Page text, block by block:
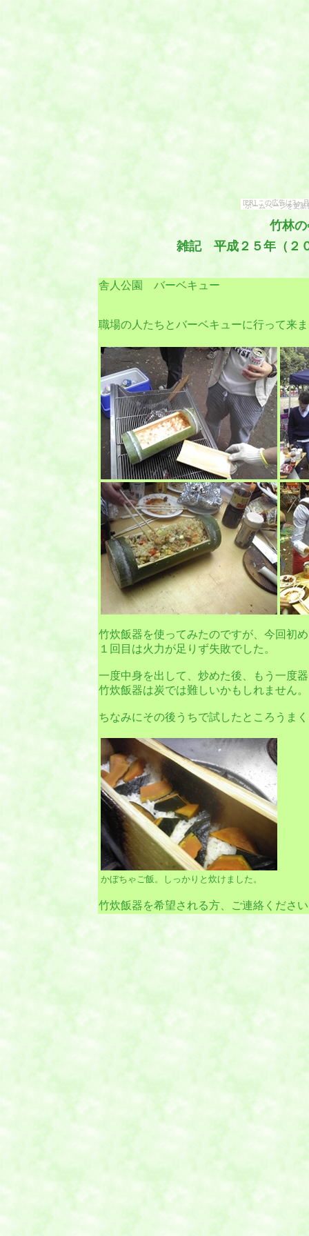
[PR] この広告は3ヶ
ホームページを更
竹林
雑記 平成２５年（２
舎人公園 バーベキュー
職場の人たちとバーベキューに行って来
竹炊飯器を使ってみたのですが、今回初
１回目は火力が足りず失敗でした。
一度中身を出して、炒めた後、もう一度
竹炊飯器は炭では難しいかもしれません。
ちなみにその後うちで試したところうま
かぼちゃご飯。しっかりと炊けました。
竹炊飯器を希望される方、ご連絡くださ